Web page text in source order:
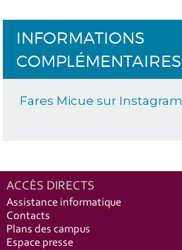
INFORMATIONS
COMPLÉMENTAIRES
Fares Micue sur Instagram
ACCÈS DIRECTS
Assistance informatique
Contacts
Plans des campus
Espace presse